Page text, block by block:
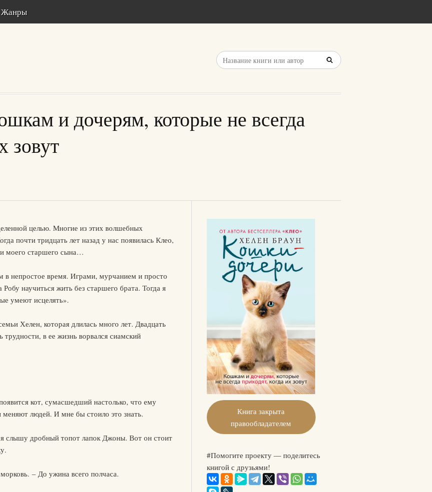
Жанры
и дочерям, которые не всегда
зовут
целью. Многие из этих волшебных
почти тридцать лет назад у нас появилась Клео,
моего старшего сына…
в непростое время. Играми, мурчанием и просто
научиться жить без старшего брата. Тогда я
умеют исцелять».
Хелен, которая длилась много лет. Двадцать
трудности, в ее жизнь ворвался сиамский
кот, сумасшедший настолько, что ему
меняют людей. И мне бы стоило это знать.
слышу дробный топот лапок Джоны. Вот он стоит
– До ужина всего полчаса.
Книга закрыта
правообладателем
#Помогите проекту — поделитесь
книгой с друзьями!